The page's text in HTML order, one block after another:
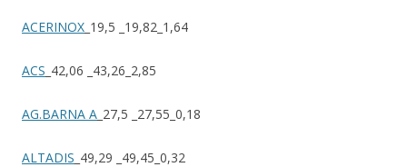
ACERINOX _19,5 _19,82_1,64
ACS _42,06 _43,26_2,85
AG.BARNA A _27,5 _27,55_0,18
ALTADIS _49,29 _49,45_0,32